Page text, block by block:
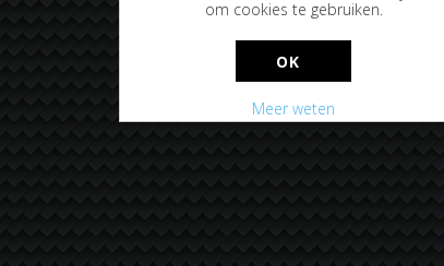
om cookies te gebruiken.
OK
Meer weten